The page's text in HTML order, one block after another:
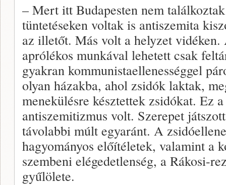
– Mert itt Budapesten nem
tüntetéseken voltak is antiszemita
az illetőt. Más volt a helyzet vidéken.
aprólékos munkával lehetett csak
gyakran kommunistaellenességgel
olyan házakba, ahol zsidók laktak,
menekülésre késztettek zsidókat. Ez
antiszemitizmus volt. Szerepet
távolabbi múlt egyaránt. A
hagyományos előítéletek, valamint a
szembeni elégedetlenség, a Rákosi-
gyűlölete.